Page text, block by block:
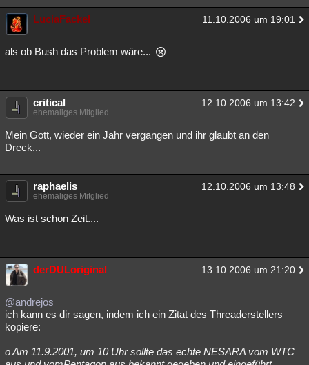
LuciaFackel 11.10.2006 um 19:01
als ob Bush das Problem wäre...
critical 12.10.2006 um 13:42
ehemaliges Mitglied
Mein Gott, wieder ein Jahr vergangen und ihr glaubt an den
Dreck...
raphaelis 12.10.2006 um 13:48
ehemaliges Mitglied
Was ist schon Zeit....
derDULoriginal 13.10.2006 um 21:20
@andrejos
ich kann es dir sagen, indem ich ein Zitat des Threaderstellers
kopiere:
o Am 11.9.2001, um 10 Uhr sollte das echte NESARA vom WTC